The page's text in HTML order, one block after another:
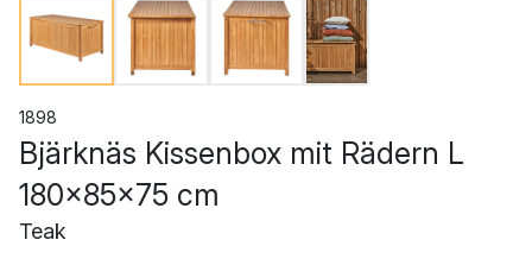
1898
Bjärknäs Kissenbox mit Rädern L
180x85x75 cm
Teak